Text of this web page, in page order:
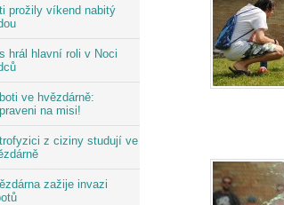
prožily víkend nabitý
hrál hlavní roli v Noci
ve hvězdárně:
na misi!
z ciziny studují ve
zažije invazi